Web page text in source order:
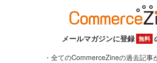
メールマガジンに登録 無料
・全てのCommerceZineの過去記事